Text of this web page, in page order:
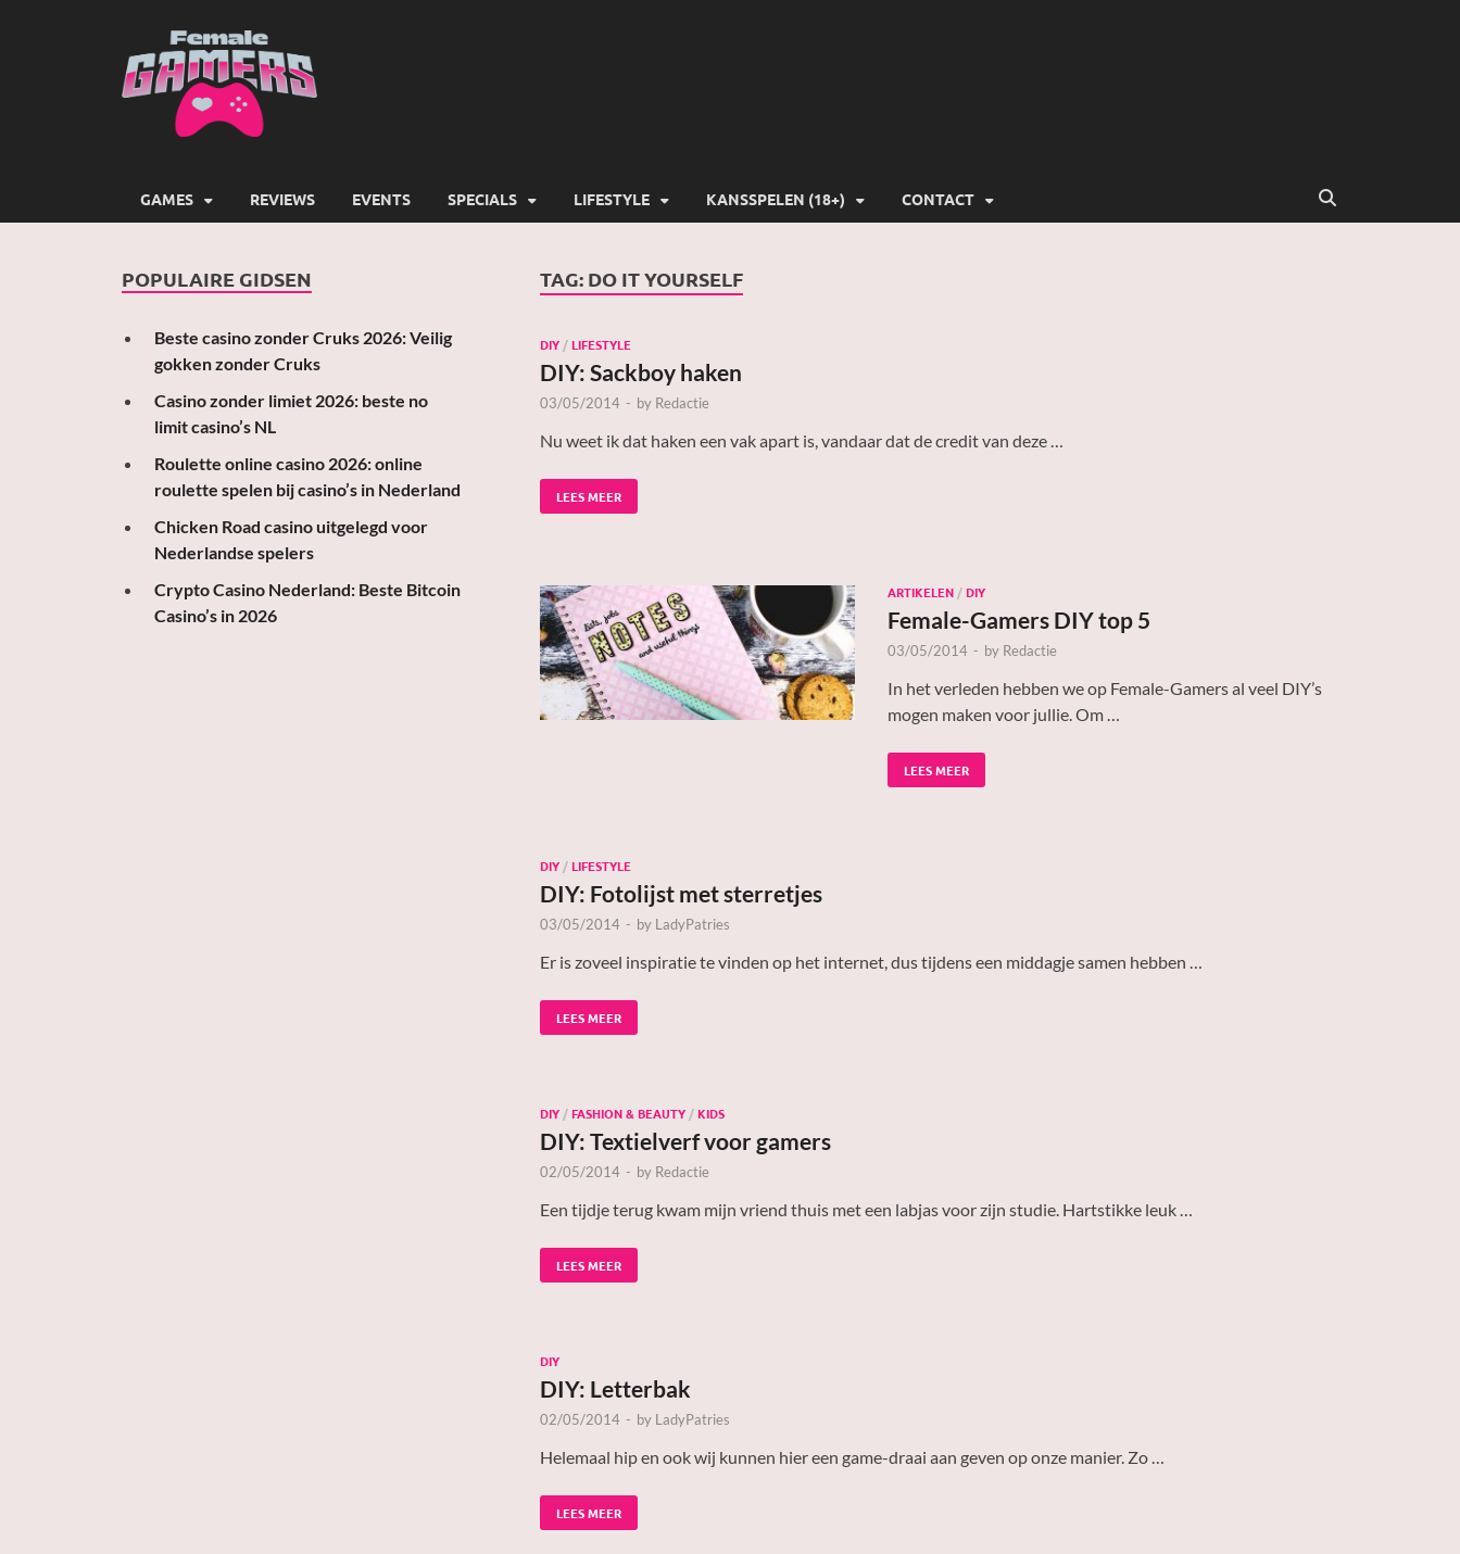
GAMES REVIEWS EVENTS SPECIALS LIFESTYLE KANSSPELEN (18+) CONTACT
TAG: DO IT YOURSELF
DIY /LIFESTYLE
DIY: Sackboy haken
03/05/2014 - by Redactie
Nu weet ik dat haken een vak apart is, vandaar dat de credit van deze …
LEES MEER
ARTIKELEN /DIY
Female-Gamers DIY top 5
03/05/2014 - by Redactie
In het verleden hebben we op Female-Gamers al veel DIY’s
mogen maken voor jullie. Om …
LEES MEER
DIY /LIFESTYLE
DIY: Fotolijst met sterretjes
03/05/2014 - by LadyPatries
Er is zoveel inspiratie te vinden op het internet, dus tijdens een middagje samen hebben …
LEES MEER
DIY /FASHION & BEAUTY /KIDS
DIY: Textielverf voor gamers
02/05/2014 - by Redactie
Een tijdje terug kwam mijn vriend thuis met een labjas voor zijn studie. Hartstikke leuk …
LEES MEER
DIY
DIY: Letterbak
02/05/2014 - by LadyPatries
Helemaal hip en ook wij kunnen hier een game-draai aan geven op onze manier. Zo …
LEES MEER
POPULAIRE GIDSEN
Beste casino zonder Cruks 2026: Veilig
gokken zonder Cruks
Casino zonder limiet 2026: beste no
limit casino’s NL
Roulette online casino 2026: online
roulette spelen bij casino’s in Nederland
Chicken Road casino uitgelegd voor
Nederlandse spelers
Crypto Casino Nederland: Beste Bitcoin
Casino’s in 2026